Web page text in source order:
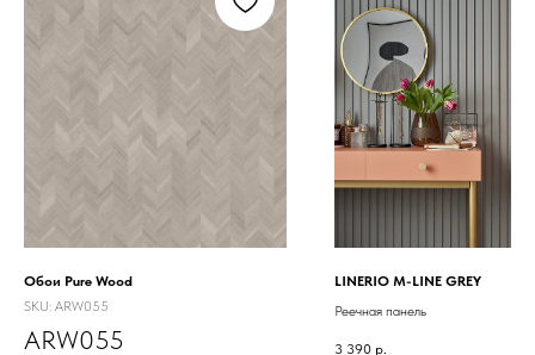
Обои Pure Wood
SKU: ARW055
ARW055
LINERIO M-LINE GREY
Реечная панель
3 390 р.